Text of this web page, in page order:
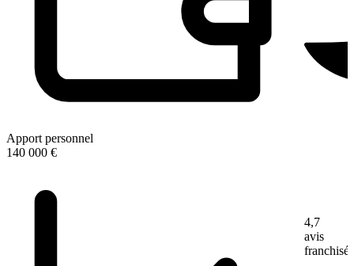
Apport personnel
140 000 €
4,7
avis
franchisé